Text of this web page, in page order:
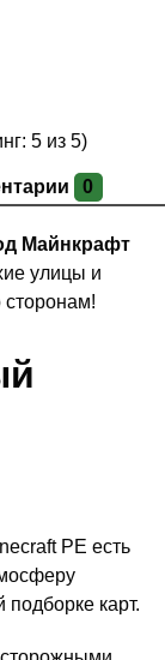
0
5 из 5)
Майнкрафт
улицы и
PE есть
карт.